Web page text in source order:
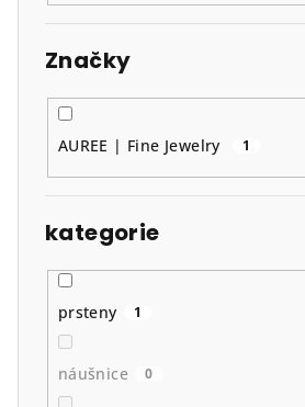
Značky
AUREE | Fine Jewelry 1
kategorie
prsteny 1
náušnice 0